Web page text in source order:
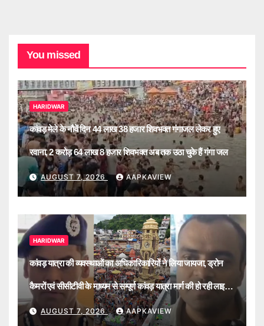
You missed
HARIDWAR
कांवड़ मेले के नौवें दिन 44 लाख 38 हजार शिवभक्त गंगाजल लेकर हुए
रवाना, 2 करोड़ 64 लाख 8 हजार शिवभक्त अब तक उठा चुके हैं गंगा जल
AUGUST 7, 2026 AAPKAVIEW
HARIDWAR
कांवड़ यात्रा की व्यवस्थाओं का अधिकारिकारियों ने लिया जायजा, ड्रोन
कैमरों एवं सीसीटीवी के माध्यम से सम्पूर्ण कांवड़ यात्रा मार्ग की हो रही लाइव
मॉनिटरिंग
AUGUST 7, 2026 AAPKAVIEW